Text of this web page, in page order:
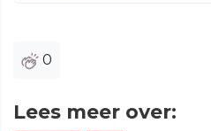
0
Lees meer over: